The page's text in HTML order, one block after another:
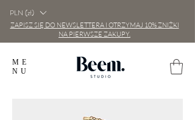
ME
NU
PLN (zł)
ZAPISZ SIĘ DO NEWSLETTERA I OTRZYMAJ 10% ZNIŻKI
NA PIERWSZE ZAKUPY.